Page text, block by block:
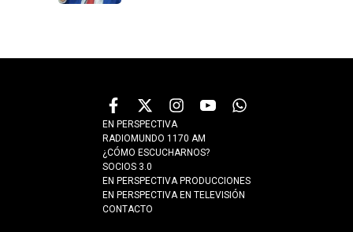
EN PERSPECTIVA
RADIOMUNDO 1170 AM
¿CÓMO ESCUCHARNOS?
SOCIOS 3.0
EN PERSPECTIVA PRODUCCIONES
EN PERSPECTIVA EN TELEVISIÓN
CONTACTO